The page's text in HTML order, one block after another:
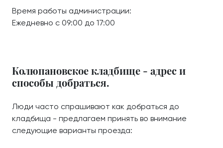
Время работы администрации:
Ежедневно с 09:00 до 17:00
Колюпановское кладбище - адрес и
способы добраться.
Люди часто спрашивают как добраться до
кладбища - предлагаем принять во внимание
следующие варианты проезда: